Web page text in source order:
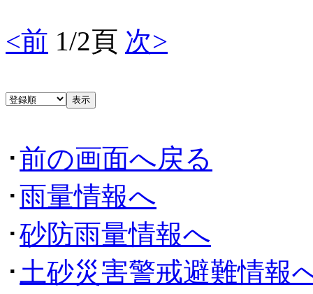
<前 1/2頁 次>
･前の画面へ戻る
･雨量情報へ
･砂防雨量情報へ
･ 土砂災害警戒避難情報